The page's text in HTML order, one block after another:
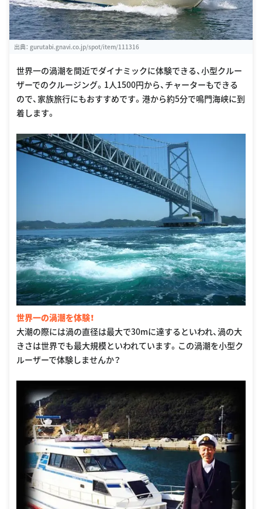
出典： gurutabi.gnavi.co.jp/spot/item/111316
世界一の渦潮を間近でダイナミックに体験できる、小型クルー
ザーでのクルージング。1人1500円から、チャーターもできる
ので、家族旅行にもおすすめです。港から約5分で鳴門海峡に到
着します。
世界一の渦潮を体験！
大潮の際には渦の直径は最大で30mに達するといわれ、渦の大
きさは世界でも最大規模といわれています。この渦潮を小型ク
ルーザーで体験しませんか？